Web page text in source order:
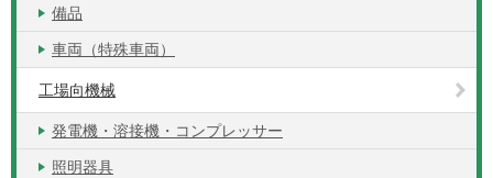
備品
車両（特殊車両）
工場向機械
発電機・溶接機・コンプレッサー
照明器具